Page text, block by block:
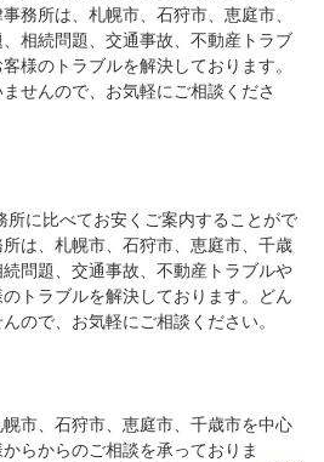
務所は、札幌市、石狩市、恵庭市、
相続問題、交通事故、不動産トラブ
様のトラブルを解決しております。
せんので、お気軽にご相談くださ
所に比べてお安くご案内することがで
は、札幌市、石狩市、恵庭市、千歳
問題、交通事故、不動産トラブルや
トラブルを解決しております。どん
ので、お気軽にご相談ください。
市、石狩市、恵庭市、千歳市を中心
らからのご相談を承っておりま